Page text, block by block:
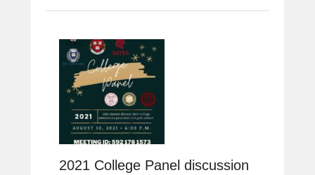
2021 College Panel discussion